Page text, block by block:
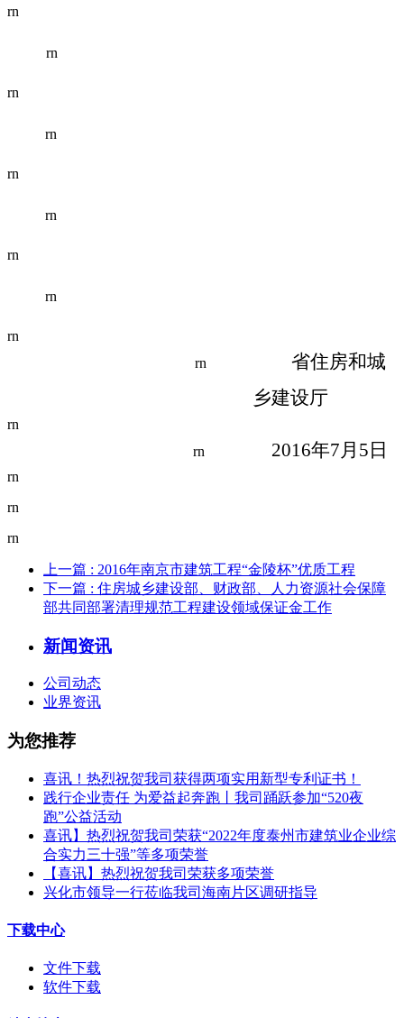
rn
rn
rn
rn
rn
rn
rn
rn
rn
rn
省住房和城
乡建设厅
rn
rn
2016年7月 5 日
rn
rn
rn
上一篇 : 2016年南京市建筑工程“金陵杯”优质工程
下一篇 : 住房城乡建设部、财政部、人力资源社会保障
部共同部署清理规范工程建设领域保证金工作
新闻资讯
公司动态
业界资讯
为您推荐
喜讯！热烈祝贺我司获得两项实用新型专利证书！
践行企业责任 为爱益起奔跑丨我司踊跃参加“520夜
跑”公益活动
喜讯】热烈祝贺我司荣获“2022年度泰州市建筑业企业综
合实力三十强”等多项荣誉
【喜讯】热烈祝贺我司荣获多项荣誉​
兴化市领导一行莅临我司海南片区调研指导
下载中心
文件下载
软件下载